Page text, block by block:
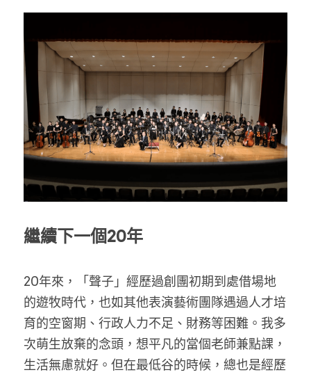
繼續下一個20年
20年來，「聲子」經歷過創團初期到處借場地
的遊牧時代，也如其他表演藝術團隊遇過人才培
育的空窗期、行政人力不足、財務等困難。我多
次萌生放棄的念頭，想平凡的當個老師兼點課，
生活無慮就好。但在最低谷的時候，總也是經歷